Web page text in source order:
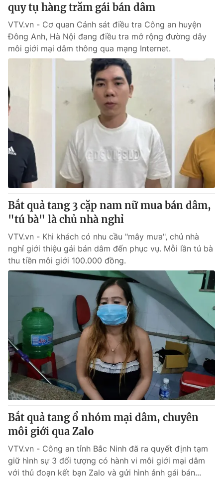
Tổng đài VTV:024.38 355 931 - 024.38 355 932
Ðiện thoại Thời báo VTV:
024.66 897 897
Email: toasoan@vtv.vn
Liên hệ quảng cáo:024-7300.7108
® Cấm sao chép dưới mọi hình thức nếu không có sự chấp
thuận bằng văn bản. Ghi rõ nguồn VTV.vn khi phát hành lại
thông tin từ website này.
quy tụ hàng trăm gái bán dâm
VTV.vn - Cơ quan Cảnh sát điều tra Công an huyện
Đông Anh, Hà Nội đang điều tra mở rộng đường dây
môi giới mại dâm thông qua mạng Internet.
Bắt quả tang 3 cặp nam nữ mua bán dâm,
"tú bà" là chủ nhà nghỉ
VTV.vn - Khi khách có nhu cầu "mây mưa", chủ nhà
nghỉ giới thiệu gái bán dâm đến phục vụ. Mỗi lần tú bà
thu tiền môi giới 100.000 đồng.
Bắt quả tang ổ nhóm mại dâm, chuyên
môi giới qua Zalo
VTV.vn - Công an tỉnh Bắc Ninh đã ra quyết định tạm
giữ hình sự 3 đối tượng có hành vi môi giới mại dâm
với thủ đoạn kết bạn Zalo và gửi hình ảnh gái bán...